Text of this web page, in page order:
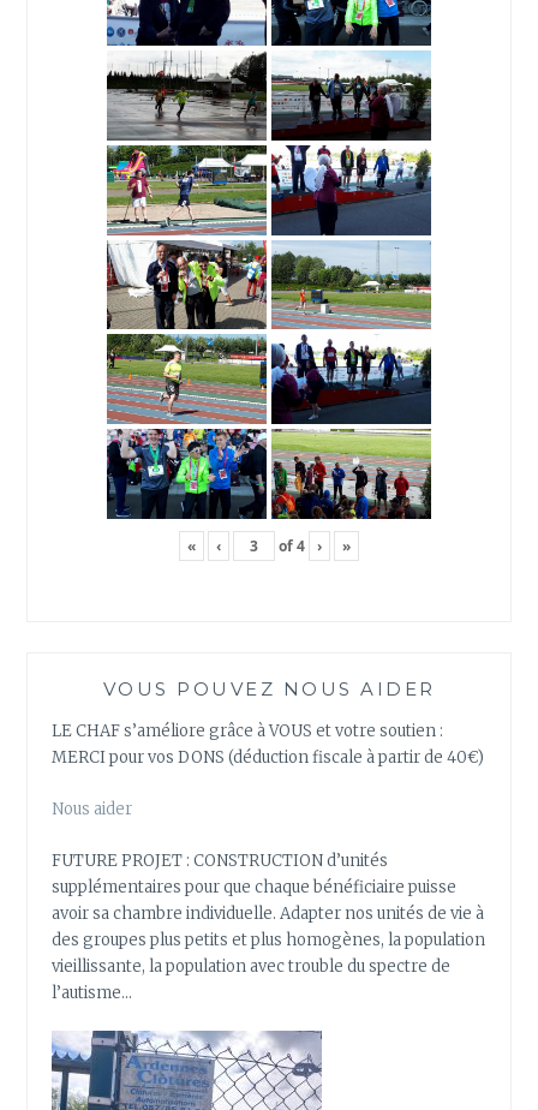
« ‹ of4 › »
VOUS POUVEZ NOUS AIDER
LE CHAF s’améliore grâce à VOUS et votre soutien :
MERCI pour vos DONS (déduction fiscale à partir de 40€)
Nous aider
FUTURE PROJET : CONSTRUCTION d’unités
supplémentaires pour que chaque bénéficiaire puisse
avoir sa chambre individuelle. Adapter nos unités de vie à
des groupes plus petits et plus homogènes, la population
vieillissante, la population avec trouble du spectre de
l’autisme…